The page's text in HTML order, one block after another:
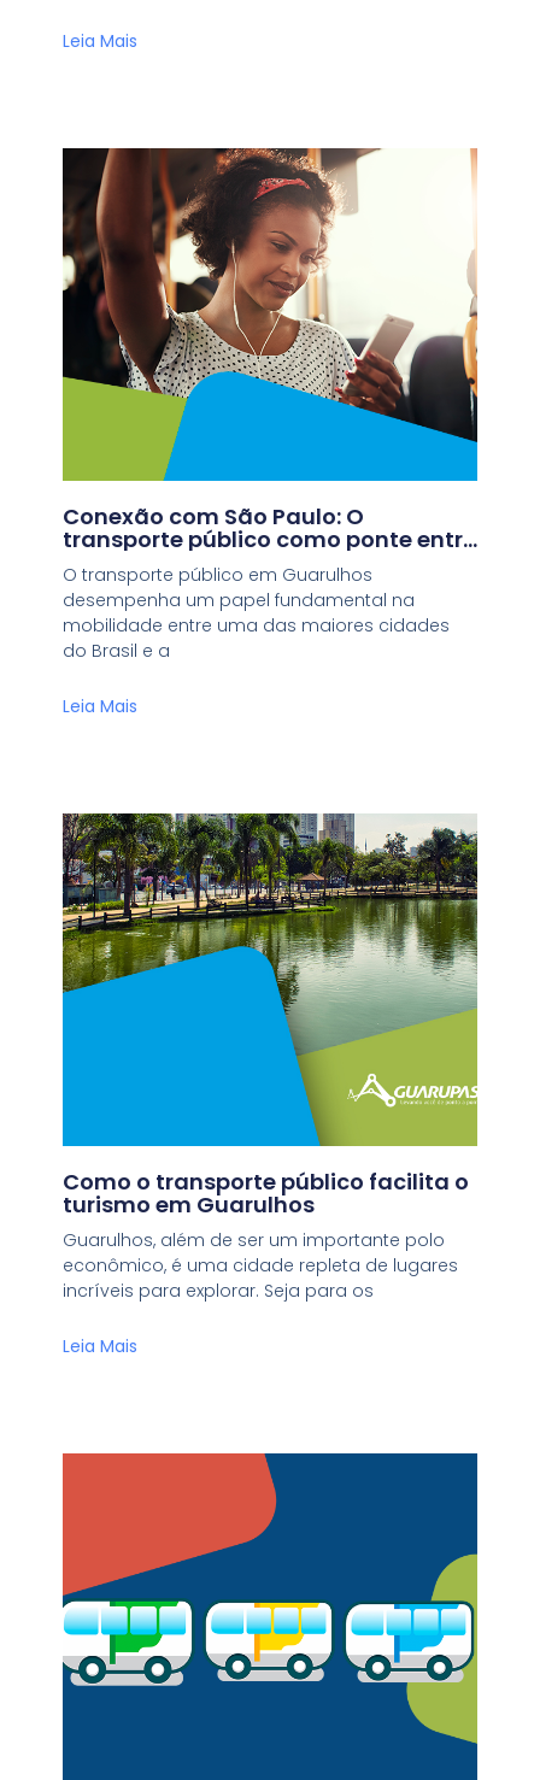
Leia Mais
Conexão com São Paulo: O
transporte público como ponte entre
cidades
O transporte público em Guarulhos
desempenha um papel fundamental na
mobilidade entre uma das maiores cidades
do Brasil e a
Leia Mais
Como o transporte público facilita o
turismo em Guarulhos
Guarulhos, além de ser um importante polo
econômico, é uma cidade repleta de lugares
incríveis para explorar. Seja para os
Leia Mais